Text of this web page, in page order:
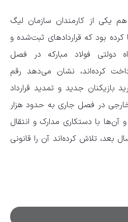
در ۱۲ مرداد هم یکی از کارمندان سازمان لیگ
کرده بود که قراردادهای ثبت‌شده و
دولتی فولاد مبارکه در فصل
کرده‌اند، نشان می‌دهد رقم
بازیکنان جدید و تمدید قرارداد
خارجی در فصل جاری به حدود هزار
آن‌ها با دستکاری مدارک و انتقال
بعد، تلاش کرده‌اند آن را قانونی